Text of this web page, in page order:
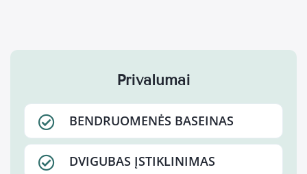
Privalumai
BENDRUOMENĖS BASEINAS
DVIGUBAS ĮSTIKLINIMAS